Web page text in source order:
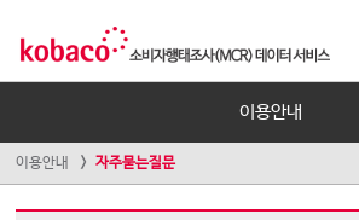
이용안내
이용안내 자주묻는질문